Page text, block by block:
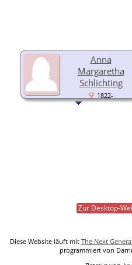
Anna
Margaretha
Schlichting
1822-
Zur Desktop-
Diese Website läuft mit The Next
programmiert von